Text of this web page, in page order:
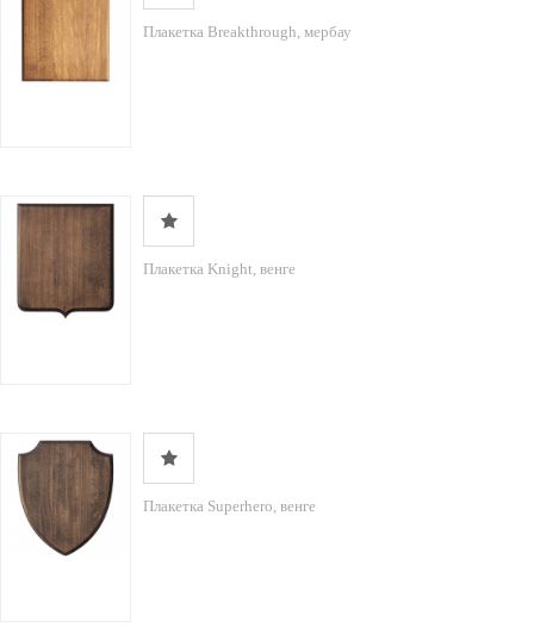
Плакетка Breakthrough, мербау
Плакетка Knight, венге
Плакетка Superhero, венге